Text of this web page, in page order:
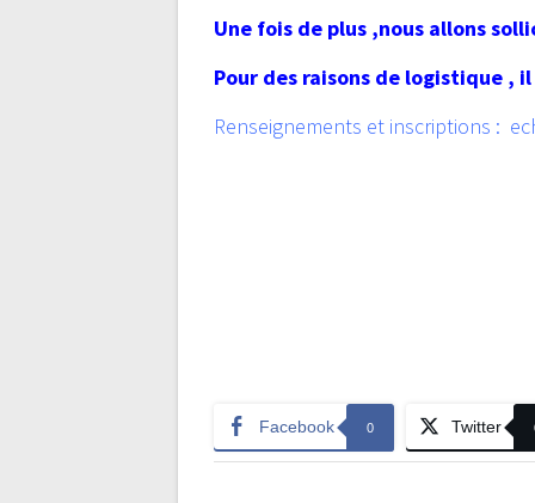
Une fois de plus ,nous allons
Pour des raisons de logistique ,
Renseignements et inscriptions :
Facebook 0 Twitter